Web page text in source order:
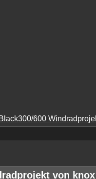
Black300/600
von knox